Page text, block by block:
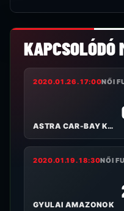
KAPCSOLÓDÓ
2020.01.26. 17:00NŐI
ASTRA CAR-BAY KKFHÁZA FC
2020.01.19. 18:30NŐI
GYULAI AMAZONOK